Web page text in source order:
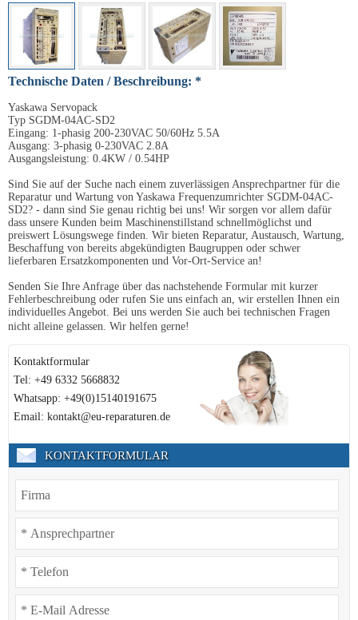
Technische Daten / Beschreibung: *
Yaskawa Servopack
Typ SGDM-04AC-SD2
Eingang: 1-phasig 200-230VAC 50/60Hz 5.5A
Ausgang: 3-phasig 0-230VAC 2.8A
Ausgangsleistung: 0.4KW / 0.54HP
Sind Sie auf der Suche nach einem zuverlässigen Ansprechpartner für die
Reparatur und Wartung von Yaskawa Frequenzumrichter SGDM-04AC-
SD2? - dann sind Sie genau richtig bei uns! Wir sorgen vor allem dafür
dass unsere Kunden beim Maschinenstillstand schnellmöglichst und
preiswert Lösungswege finden. Wir bieten Reparatur, Austausch, Wartung,
Beschaffung von bereits abgekündigten Baugruppen oder schwer
lieferbaren Ersatzkomponenten und Vor-Ort-Service an!
Senden Sie Ihre Anfrage über das nachstehende Formular mit kurzer
Fehlerbeschreibung oder rufen Sie uns einfach an, wir erstellen Ihnen ein
individuelles Angebot. Bei uns werden Sie auch bei technischen Fragen
nicht alleine gelassen. Wir helfen gerne!
Kontaktformular
Tel: +49 6332 5668832
Whatsapp: +49(0)15140191675
Email: kontakt@eu-reparaturen.de
KONTAKTFORMULAR